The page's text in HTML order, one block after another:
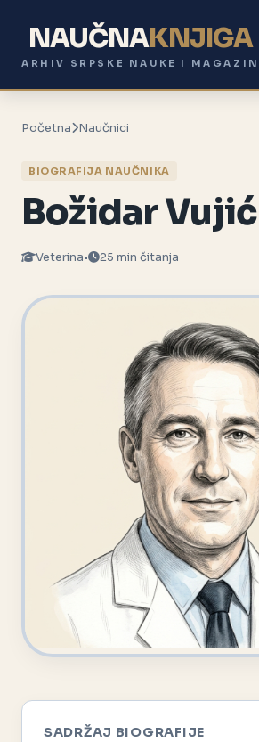
NAUČNAKNJIGA
ARHIV SRPSKE NAUKE I MAGAZIN
Početna Naučnici
BIOGRAFIJA NAUČNIKA
Božidar Vujić
Veterina• 25 min čitanja
SADRŽAJ BIOGRAFIJE